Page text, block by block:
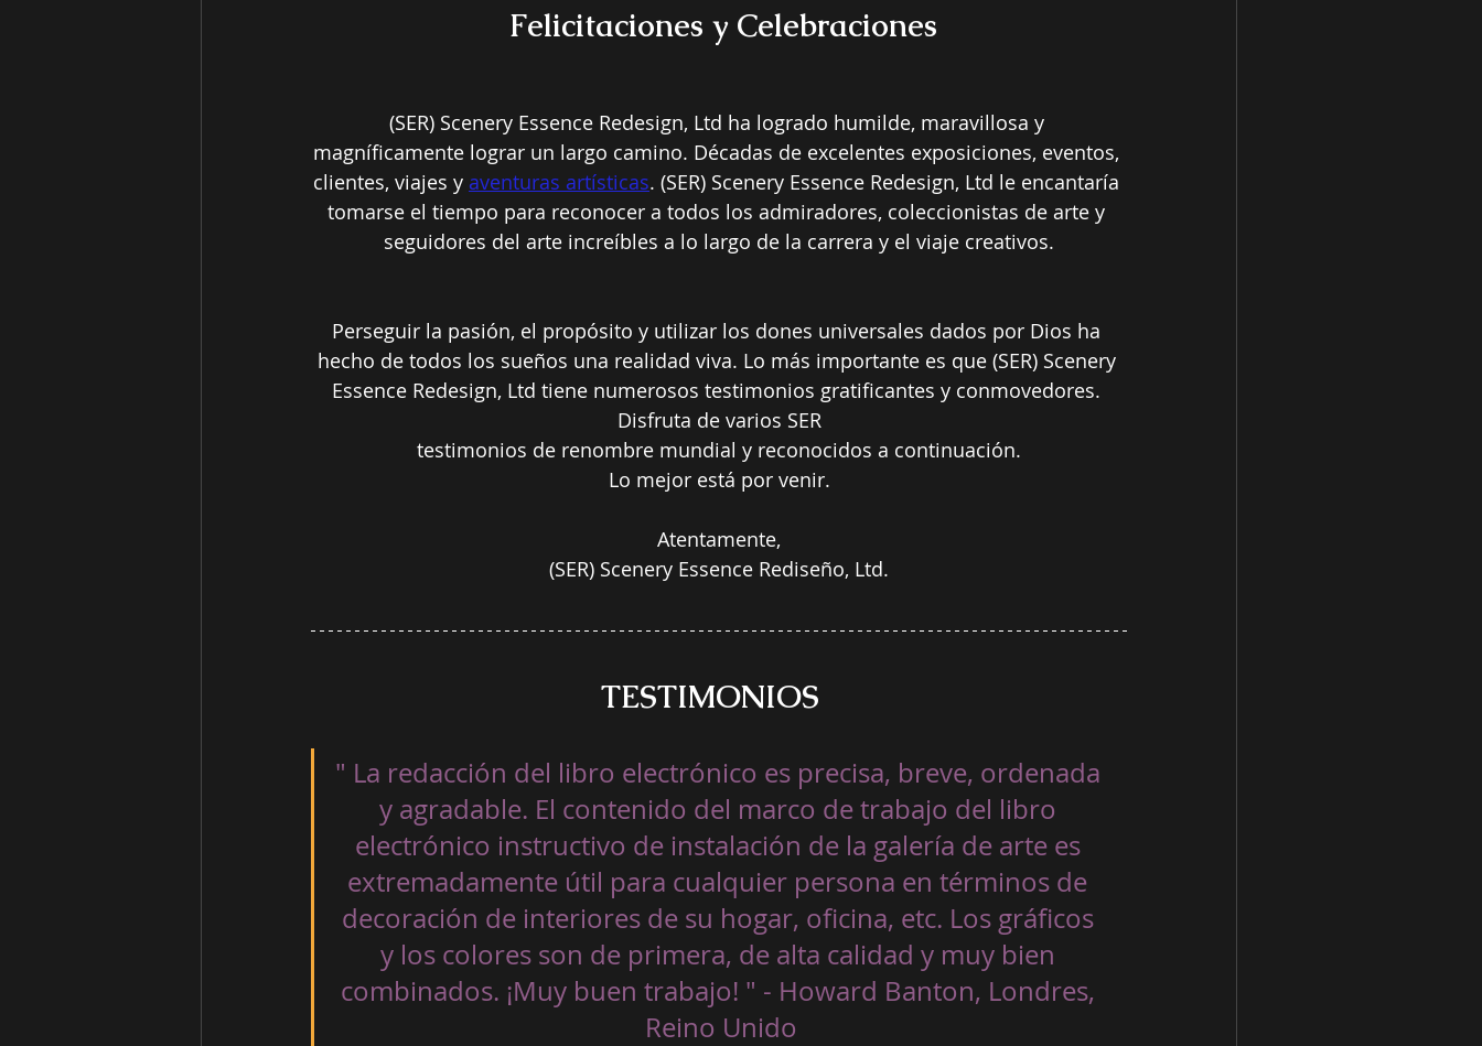
Felicitaciones y Celebraciones
(SER) Scenery Essence Redesign, Ltd ha logrado humilde, maravillosa y
magníficamente lograr un largo camino. Décadas de excelentes exposiciones, eventos,
clientes, viajes y aventuras artísticas. (SER) Scenery Essence Redesign, Ltd le encantaría
tomarse el tiempo para reconocer a todos los admiradores, coleccionistas de arte y
seguidores del arte increíbles a lo largo de la carrera y el viaje creativos.
Perseguir la pasión, el propósito y utilizar los dones universales dados por Dios ha
hecho de todos los sueños una realidad viva. Lo más importante es que (SER) Scenery
Essence Redesign, Ltd tiene numerosos testimonios gratificantes y conmovedores.
Disfruta de varios SER
testimonios de renombre mundial y reconocidos a continuación.
Lo mejor está por venir.
Atentamente,
(SER) Scenery Essence Rediseño, Ltd.
TESTIMONIOS
" La redacción del libro electrónico es precisa, breve, ordenada
y agradable. El contenido del marco de trabajo del libro
electrónico instructivo de instalación de la galería de arte es
extremadamente útil para cualquier persona en términos de
decoración de interiores de su hogar, oficina, etc. Los gráficos
y los colores son de primera, de alta calidad y muy bien
combinados. ¡Muy buen trabajo! " - Howard Banton, Londres,
Reino Unido